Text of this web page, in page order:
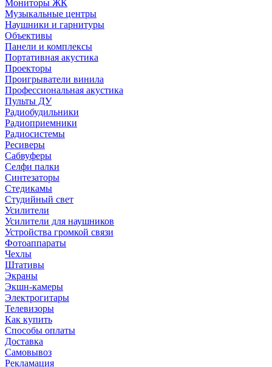
Мониторы ЖК
Музыкальные центры
Наушники и гарнитуры
Объективы
Панели и комплексы
Портативная акустика
Проекторы
Проигрыватели винила
Профессиональная акустика
Пульты ДУ
Радиобудильники
Радиоприемники
Радиосистемы
Ресиверы
Сабвуферы
Селфи палки
Синтезаторы
Стедикамы
Студийный свет
Усилители
Усилители для наушников
Устройства громкой связи
Фотоаппараты
Чехлы
Штативы
Экраны
Экшн-камеры
Электрогитары
Телевизоры
Как купить
Способы оплаты
Доставка
Самовывоз
Рекламация